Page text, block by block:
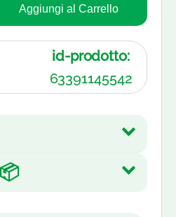
Aggiungi al Carrello
id-prodotto:
63391145542
14 giorni